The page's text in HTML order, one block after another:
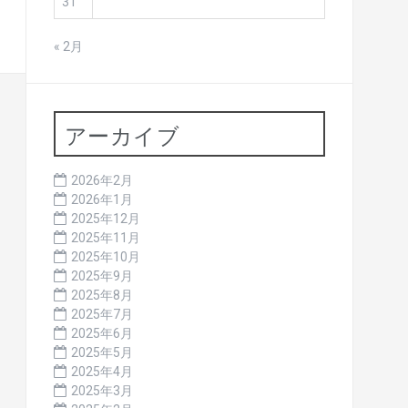
« 2月
アーカイブ
2026年2月
2026年1月
2025年12月
2025年11月
2025年10月
2025年9月
2025年8月
2025年7月
2025年6月
2025年5月
2025年4月
2025年3月